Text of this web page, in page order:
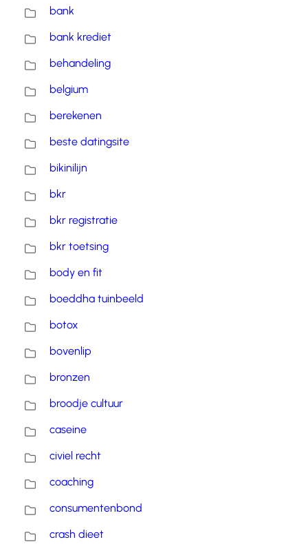
bank
bank krediet
behandeling
belgium
berekenen
beste datingsite
bikinilijn
bkr
bkr registratie
bkr toetsing
body en fit
boeddha tuinbeeld
botox
bovenlip
bronzen
broodje cultuur
caseine
civiel recht
coaching
consumentenbond
crash dieet